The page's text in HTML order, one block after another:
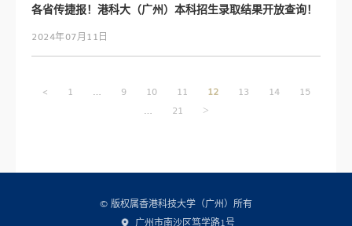
各省传捷报！港科大（广州）本科招生录取结果开放查询！
2024年07月11日
< 1 9 10 11 12 13 14 15
21 >
© 版权属香港科技大学（广州）所有
广州市南沙区笃学路1号